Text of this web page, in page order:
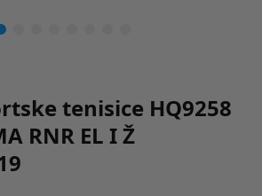
tenisice HQ9258
RNR EL I Ž